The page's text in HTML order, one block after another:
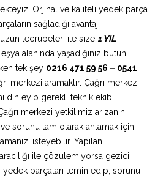
Orjinal ve kaliteli yedek parça
sağladığı avantajı
tecrübeleri ile size 1 YIL
alanında yaşadığınız bütün
tek şey 0216 471 59 56 – 0541
merkezi aramaktır. Çağrı merkezi
dinleyip gerekli teknik ekibi
merkezi yetkilimiz arızanın
sorunu tam olarak anlamak için
isteyebilir. Yapılan
ile çözülemiyorsa gezici
yedek parçaları temin edip, sorunu